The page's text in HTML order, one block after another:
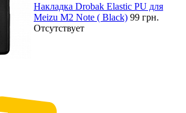
Накладка Drobak Elastic PU для
Meizu M2 Note ( Black) 99 грн.
Отсутствует